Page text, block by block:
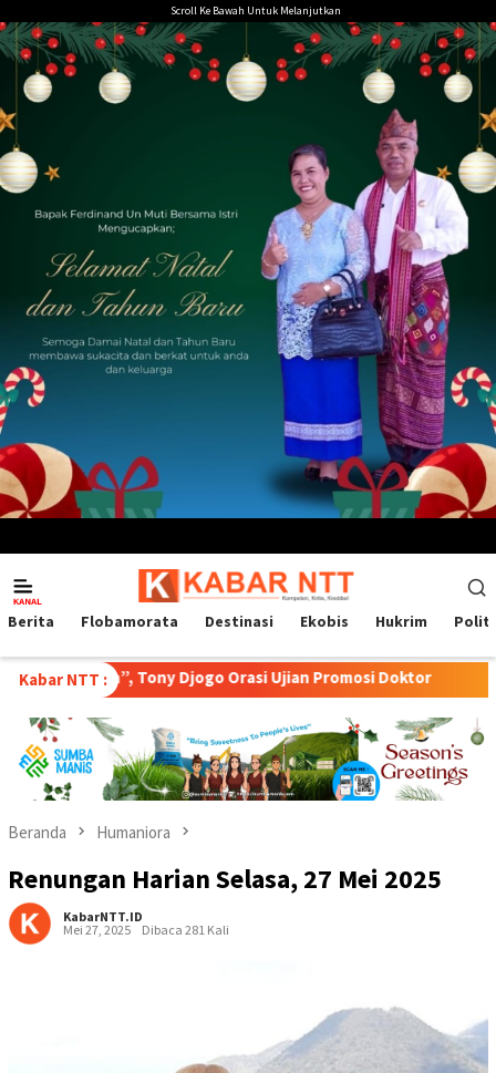
ke
konten
Scroll Ke Bawah Untuk Melanjutkan
Mobile
Berita Flobamorata Destinasi Ekobis Hukrim
Kabar NTT :
Tony Djogo Orasi Ujian Promosi Doktor Transformasi
Beranda Humaniora
Renungan Harian Selasa, 27 Mei 2025
KabarNTT.ID
Mei 27, 2025
Dibaca 281 Kali